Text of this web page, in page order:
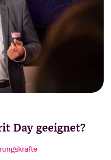
Day geeignet?